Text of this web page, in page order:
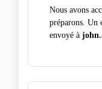
Nous avons
préparons. Un
envoyé à